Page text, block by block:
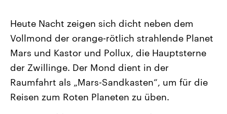
Landtagswahl Sachsen-Anhalt
2026
Alle Informationen
Sachsen-Anhalt wählt am 6.
September 2026 einen neuen
Bundesland von einer Koalition aus
USA
Aktuelle Beiträge,
Hintergründe
Wirtschaftlich und
gehören die Vereinigten
mit großem Einfluss auf
Heute Nacht zeigen sich dicht neben dem
Vollmond der orange-rötlich strahlende Planet
Mars und Kastor und Pollux, die Hauptsterne
der Zwillinge. Der Mond dient in der
Raumfahrt als „Mars-Sandkasten“, um für die
Reisen zum Roten Planeten zu üben.